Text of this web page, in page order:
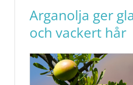
Arganolja ger
och vackert hår